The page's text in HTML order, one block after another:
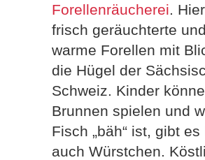
Forellenräucherei.
frisch geräuchterte
warme Forellen mit
die Hügel der
Schweiz. Kinder
Brunnen spielen und
Fisch „bäh“ ist, gibt es
auch Würstchen.